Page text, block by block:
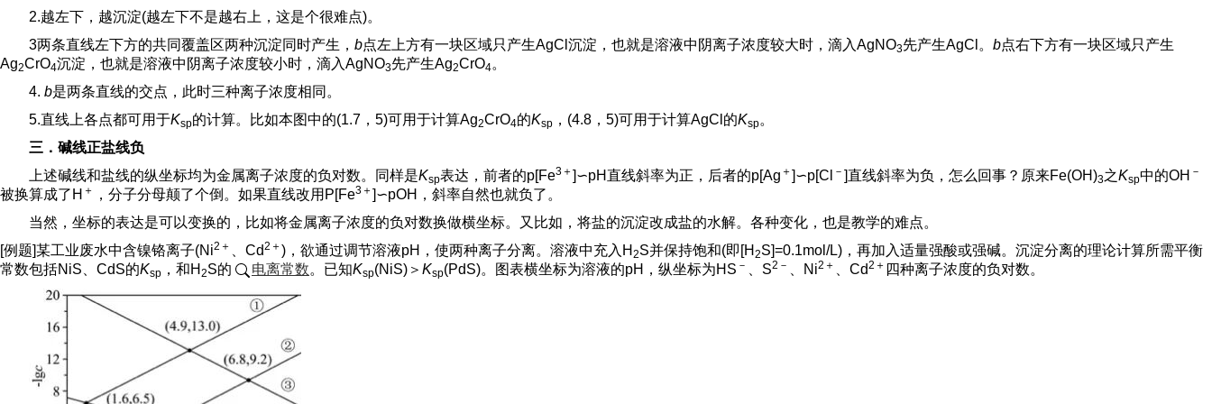
2.越左下，越沉淀(越左下不是越右上，这是个很难点)。
3两条直线左下方的共同覆盖区两种沉淀同时产生， b点左上方有一块区域只产生AgCl沉淀，也就是溶液中阴离子浓度较大时，滴入AgNO3先产生AgCl。 b点右下方有一块区域只产生
Ag2CrO4沉淀，也就是溶液中阴离子浓度较小时，滴入AgNO3先产生Ag2CrO4。
4. b是两条直线的交点，此时三种离子浓度相同。
5.直线上各点都可用于Ksp的计算。比如本图中的(1.7，5)可用于计算Ag2CrO4的Ksp ，(4.8，5)可用于计算AgCl的Ksp。
三．碱线正盐线负
上述碱线和盐线的纵坐标均为金属离子浓度的负对数。同样是Ksp表达，前者的p[Fe3＋]∽pH直线斜率为正，后者的p[Ag ＋]∽p[Cl － ]直线斜率为负，怎么回事？原来Fe(OH)3之Ksp中的OH －
被换算成了H ＋ ，分子分母颠了个倒。如果直线改用P[Fe3＋]∽pOH，斜率自然也就负了。
当然，坐标的表达是可以变换的，比如将金属离子浓度的负对数换做横坐标。又比如，将盐的沉淀改成盐的水解。各种变化，也是教学的难点。
[例题]某工业废水中含镍铬离子(Ni2＋ 、Cd2＋)，欲通过调节溶液pH，使两种离子分离。溶液中充入H 2S并保持饱和(即[H 2S]=0.1mol/L)，再加入适量强酸或强碱。沉淀分离的理论计算所需平衡
常数包括NiS、CdS的Ksp ，和H 2S的 电离常数。已知Ksp(NiS)＞ Ksp(PdS)。图表横坐标为溶液的pH，纵坐标为HS － 、S2－ 、Ni2＋ 、Cd2＋ 四种离子浓度的负对数。